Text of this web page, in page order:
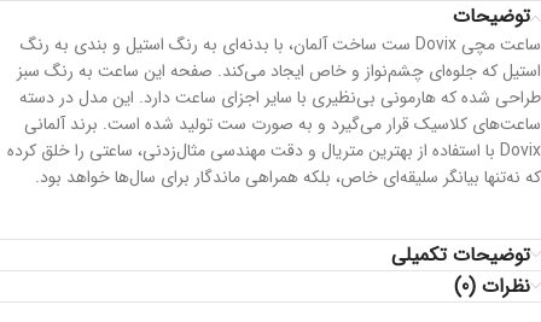
توضیحات
ساعت مچی Dovix ست ساخت آلمان، با بدنه‌ای به رنگ استیل و بندی به رنگ
استیل که جلوه‌ای چشم‌نواز و خاص ایجاد می‌کند. صفحه این ساعت به رنگ سبز
طراحی شده که هارمونی بی‌نظیری با سایر اجزای ساعت دارد. این مدل در دسته
ساعت‌های کلاسیک قرار می‌گیرد و به صورت ست تولید شده است. برند آلمانی
Dovix با استفاده از بهترین متریال و دقت مهندسی مثال‌زدنی، ساعتی را خلق کرده
که نه‌تنها بیانگر سلیقه‌ای خاص، بلکه همراهی ماندگار برای سال‌ها خواهد بود.
توضیحات تکمیلی
نظرات (0)